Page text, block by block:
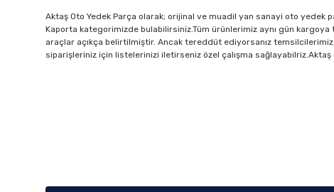
Aktaş Oto Yedek Parça olarak; orijinal ve muadil yan sanayi oto yedek
Kaporta kategorimizde bulabilirsiniz.Tüm ürünlerimiz aynı gün
araçlar açıkça belirtilmiştir. Ancak tereddüt ediyorsanız
siparişleriniz için listelerinizi iletirseniz özel çalışma